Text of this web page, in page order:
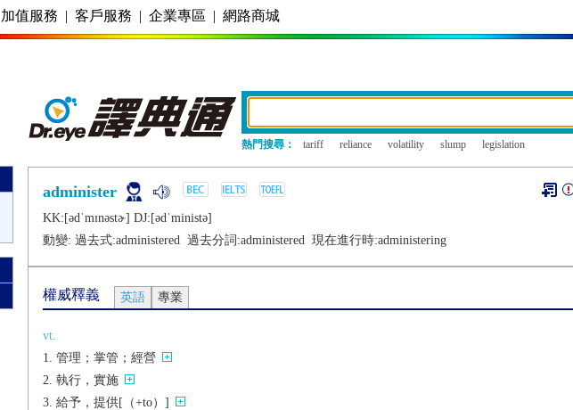
加值服務 | 客戶服務 | 企業專區 | 網路商城
熱門搜尋： tariff reliance volatility slump legislation
administer
KK:[ǝdˈmɪnǝstɚ] DJ:[ǝdˈministǝ]
動變: 過去式:administered 過去分詞:administered 現在進行時:administering
權威釋義 英語 專業
vt.
管理；掌管；經營
執行，實施
給予，提供[（+to）]